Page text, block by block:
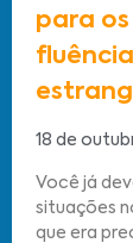
para
18 de
Você já
situações
que era